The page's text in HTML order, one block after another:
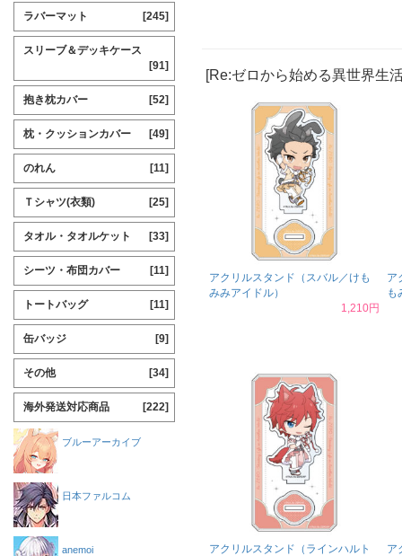
[Re:ゼロから始める異世界生
アクリルスタンド（スバル／けも
みみアイドル）
1,210円
ア
も
アクリルスタンド（ラインハルト
ア
ラバーマット [245]
スリーブ＆デッキケース
[91]
抱き枕カバー [52]
枕・クッションカバー [49]
のれん [11]
Ｔシャツ(衣類) [25]
タオル・タオルケット [33]
シーツ・布団カバー [11]
トートバッグ [11]
缶バッジ [9]
その他 [34]
海外発送対応商品 [222]
ブルーアーカイブ
日本ファルコム
anemoi